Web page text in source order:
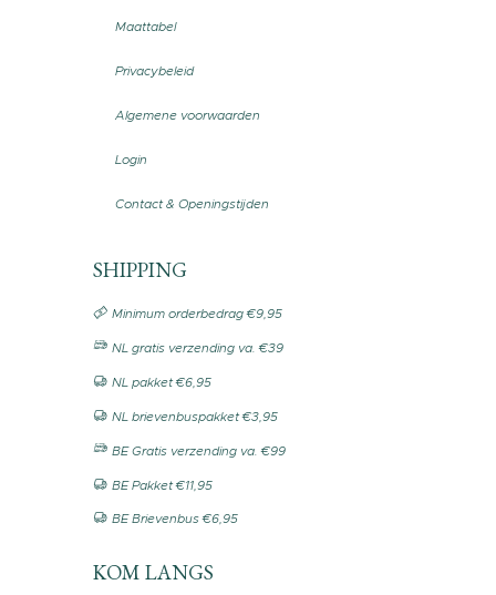
Maattabel
Privacybeleid
Algemene voorwaarden
Login
Contact & Openingstijden
SHIPPING
Minimum orderbedrag €9,95
NL gratis verzending va. €39
NL pakket €6,95
NL brievenbuspakket €3,95
BE Gratis verzending va. €99
BE Pakket €11,95
BE Brievenbus €6,95
KOM LANGS